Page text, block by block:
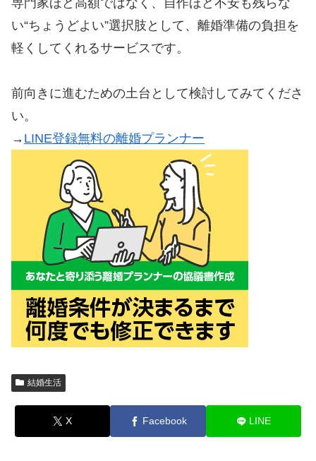
い“ちょうどよい”選択肢として、離婚準備の負担を
軽くしてくれるサービスです。
前向きに進むための土台として検討してみてくださ
い。
→ LINE登録無料の離婚プランナー
結婚生活
X Facebook LINE